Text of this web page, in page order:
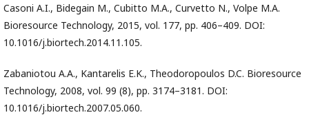
Casoni A.I., Bidegain M., Cubitto M.A., Curvetto N., Volpe M.A.
Bioresource Technology, 2015, vol. 177, pp. 406–409. DOI:
10.1016/j.biortech.2014.11.105.
Zabaniotou A.A., Kantarelis E.K., Theodoropoulos D.C. Bioresource
Technology, 2008, vol. 99 (8), pp. 3174–3181. DOI:
10.1016/j.biortech.2007.05.060.